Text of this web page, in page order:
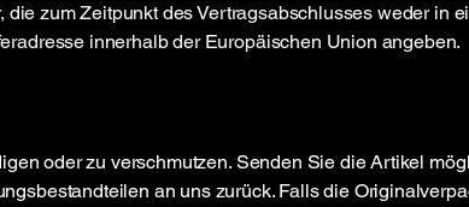
die zum Zeitpunkt des Vertragsabschlusses weder in
innerhalb der Europäischen Union angeben.
oder zu verschmutzen. Senden Sie die Artikel
an uns zurück. Falls die